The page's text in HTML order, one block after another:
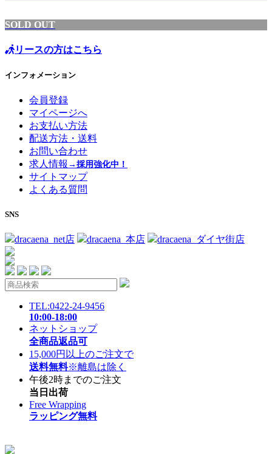
SOLD OUT
リースの方はこちら
インフォメーション
会員登録
マイページへ
お支払い方法
配送方法・送料
お問い合わせ
求人情報 →採用強化中！
サイトマップ
よくある質問
SNS
dracaena_net店 dracaena_本店 dracaena_ダイヤ街店
TEL:0422-24-9456
10:00-18:00
ネットショップ
全商品返品可
15,000円以上のご注文で
送料無料※離島は除く
午後2時までのご注文
当日出荷
Free Wrapping
ラッピング無料